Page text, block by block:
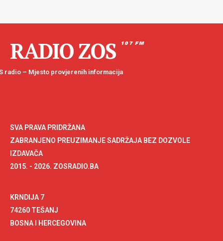
RADIO ZOS 107 FM
radio – Mjesto provjerenih informacija
SVA PRAVA PRIDRŽANA
ZABRANJENO PREUZIMANJE SADRŽAJA BEZ DOZVOLE
IZDAVAČA
2015. - 2026. ZOSRADIO.BA
KRNDIJA 7
74260 TEŠANJ
BOSNA I HERCEGOVINA